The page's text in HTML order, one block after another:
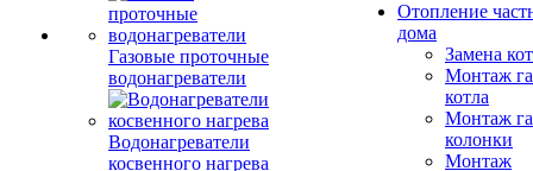
Газовые проточные
водонагреватели
Водонагреватели
косвенного нагрева
Отопление
дома
Замена
Монтаж
котла
Монтаж
колонки
Монтаж